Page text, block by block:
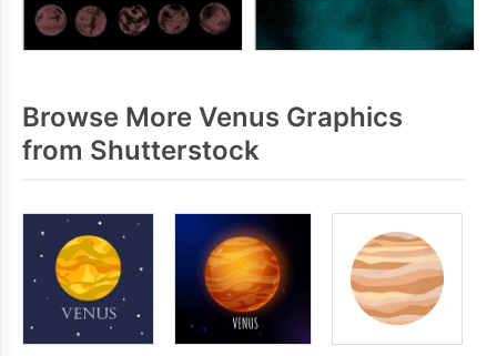
Browse More Venus Graphics
from Shutterstock